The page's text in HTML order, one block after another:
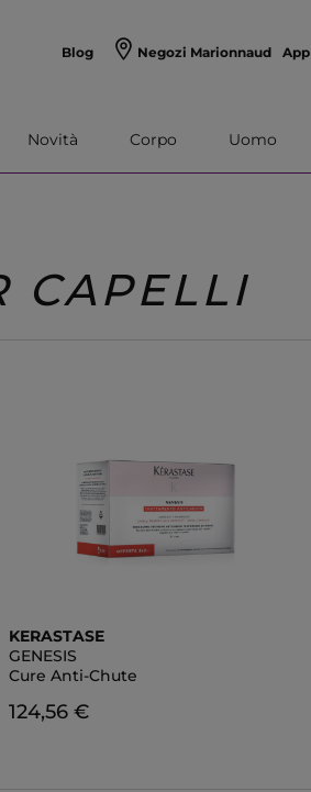
Blog Negozi Marionnaud App
Novità Corpo Uomo
CAPELLI
KERASTASE
GENESIS
Cure Anti-Chute
124,56 €